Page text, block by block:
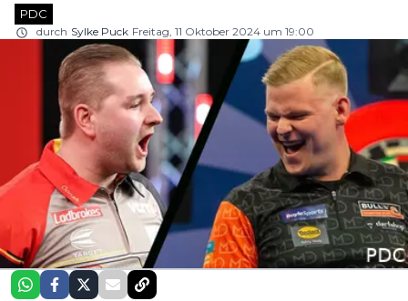
PDC
durch Sylke Puck Freitag, 11 Oktober 2024 um 19:00